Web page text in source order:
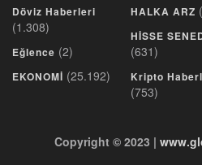
Döviz Haberleri
(1.308)
Eğlence (2)
EKONOMİ (25.192)
HALKA ARZ
HİSSE
(631)
Kripto
(753)
Copyright © 2023 |